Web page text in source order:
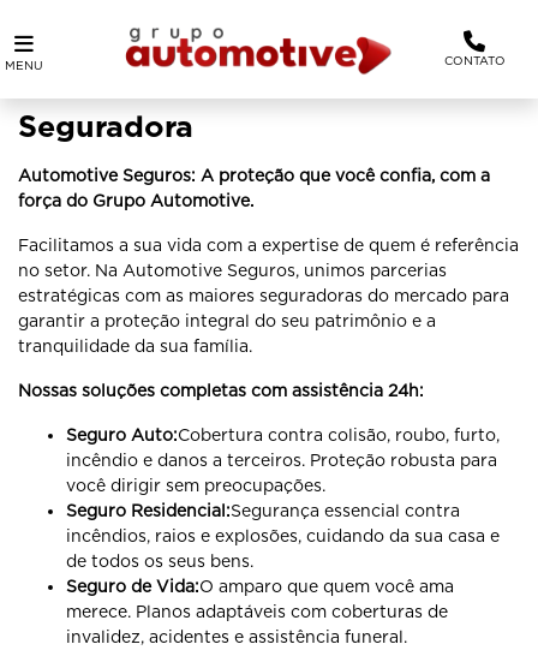
MENU CONTATO
Seguradora
Automotive Seguros: A proteção que você confia, com a
força do Grupo Automotive.
Facilitamos a sua vida com a expertise de quem é referência
no setor. Na Automotive Seguros, unimos parcerias
estratégicas com as maiores seguradoras do mercado para
garantir a proteção integral do seu patrimônio e a
tranquilidade da sua família.
Nossas soluções completas com assistência 24h:
Seguro Auto:Cobertura contra colisão, roubo, furto,
incêndio e danos a terceiros. Proteção robusta para
você dirigir sem preocupações.
Seguro Residencial:Segurança essencial contra
incêndios, raios e explosões, cuidando da sua casa e
de todos os seus bens.
Seguro de Vida:O amparo que quem você ama
merece. Planos adaptáveis com coberturas de
invalidez, acidentes e assistência funeral.